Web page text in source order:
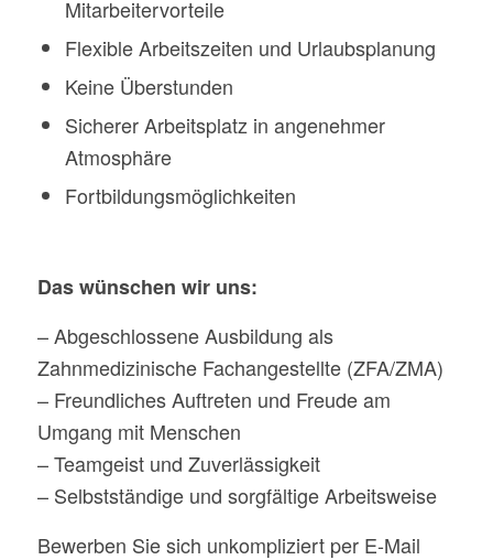
Mitarbeitervorteile
Flexible Arbeitszeiten und Urlaubsplanung
Keine Überstunden
Sicherer Arbeitsplatz in angenehmer
Atmosphäre
Fortbildungsmöglichkeiten
Das wünschen wir uns:
– Abgeschlossene Ausbildung als
Zahnmedizinische Fachangestellte (ZFA/ZMA)
– Freundliches Auftreten und Freude am
Umgang mit Menschen
– Teamgeist und Zuverlässigkeit
– Selbstständige und sorgfältige Arbeitsweise
Bewerben Sie sich unkompliziert per E-Mail